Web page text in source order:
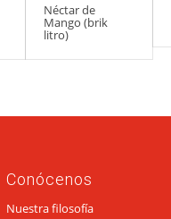
Néctar de
Mango (brik
litro)
Conócenos
Nuestra filosofía